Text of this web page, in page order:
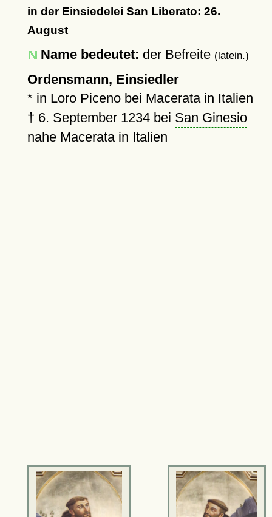
in der Einsiedelei San Liberato: 26.
August
Name bedeutet: der Befreite (latein.)
Ordensmann, Einsiedler
* in Loro Picenobei Macerata in Italien
† 6. September 1234bei San Ginesio
nahe Macerata in Italien